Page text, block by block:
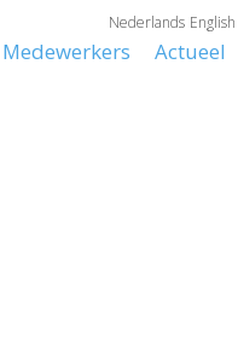
Nederlands English
Medewerkers Actueel